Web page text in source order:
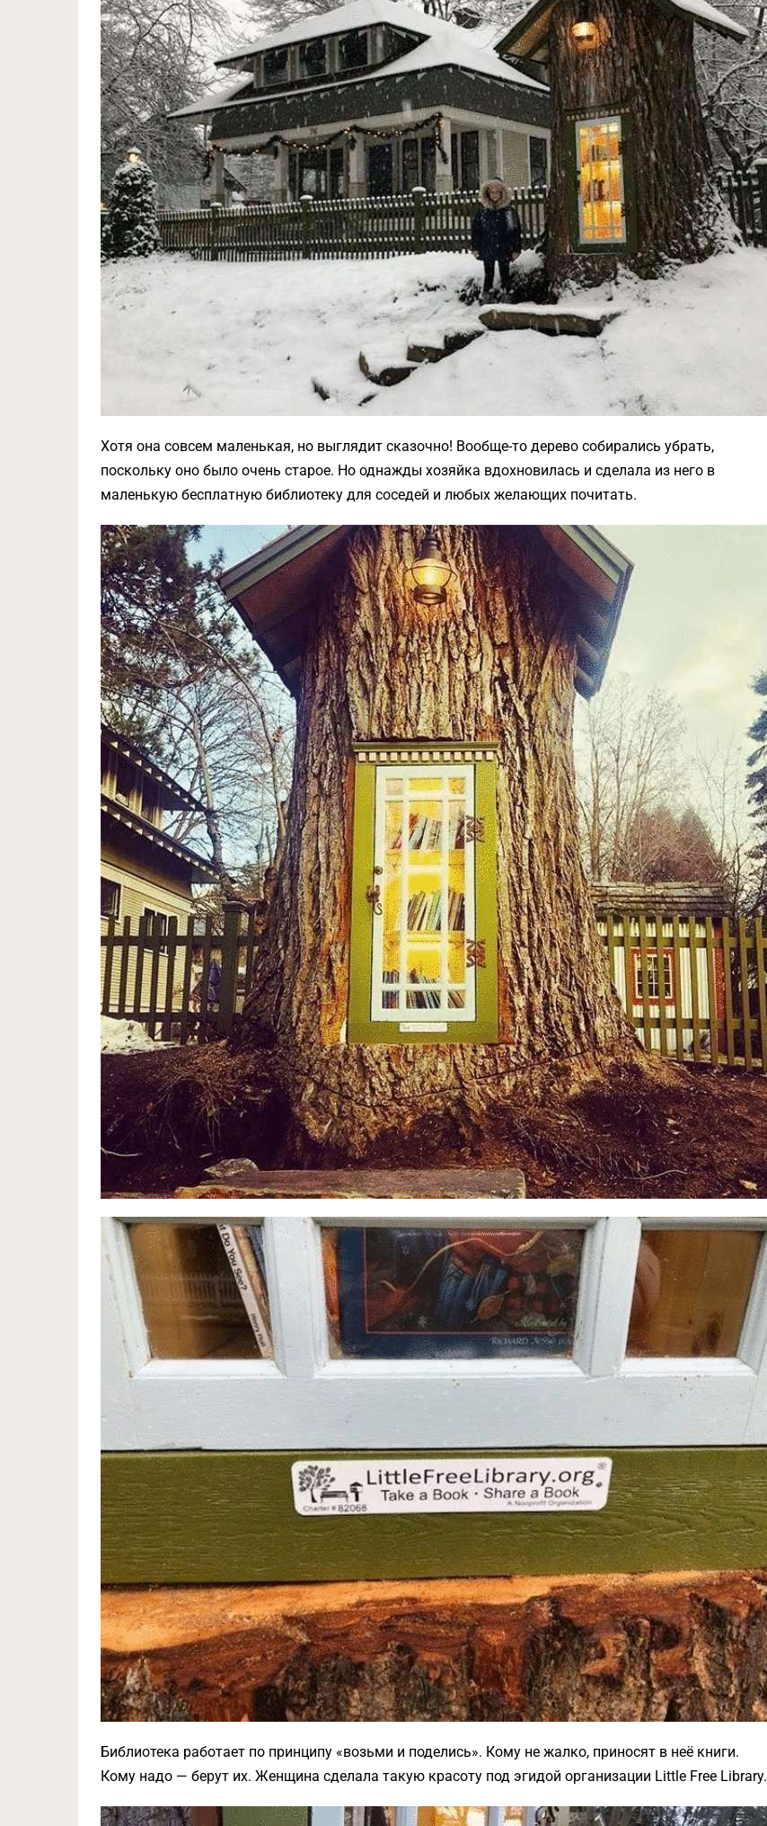
Хотя она совсем маленькая, но выглядит сказочно! Вообще-то дерево собирались убрать,
поскольку оно было очень старое. Но однажды хозяйка вдохновилась и сделала из него в
маленькую бесплатную библиотеку для соседей и любых желающих почитать.
Библиотека работает по принципу «возьми и поделись». Кому не жалко, приносят в неё книги.
Кому надо — берут их. Женщина сделала такую красоту под эгидой организации Little Free Library.